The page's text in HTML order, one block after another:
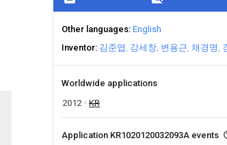
Other languages English
Inventor 김준엽 강세창 변용근 채경명
Worldwide applications
2012
KR
Application KR1020120032093A events